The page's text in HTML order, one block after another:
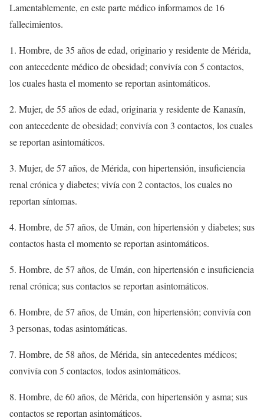
Lamentablemente, en este parte médico informamos de 16
fallecimientos.
1. Hombre, de 35 años de edad, originario y residente de Mérida,
con antecedente médico de obesidad; convivía con 5 contactos,
los cuales hasta el momento se reportan asintomáticos.
2. Mujer, de 55 años de edad, originaria y residente de Kanasín,
con antecedente de obesidad; convivía con 3 contactos, los cuales
se reportan asintomáticos.
3. Mujer, de 57 años, de Mérida, con hipertensión, insuficiencia
renal crónica y diabetes; vivía con 2 contactos, los cuales no
reportan síntomas.
4. Hombre, de 57 años, de Umán, con hipertensión y diabetes; sus
contactos hasta el momento se reportan asintomáticos.
5. Hombre, de 57 años, de Umán, con hipertensión e insuficiencia
renal crónica; sus contactos se reportan asintomáticos.
6. Hombre, de 57 años, de Umán, con hipertensión; convivía con
3 personas, todas asintomáticas.
7. Hombre, de 58 años, de Mérida, sin antecedentes médicos;
convivía con 5 contactos, todos asintomáticos.
8. Hombre, de 60 años, de Mérida, con hipertensión y asma; sus
contactos se reportan asintomáticos.